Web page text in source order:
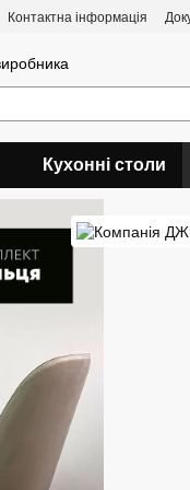
Контактна інформація
Кухонні столи